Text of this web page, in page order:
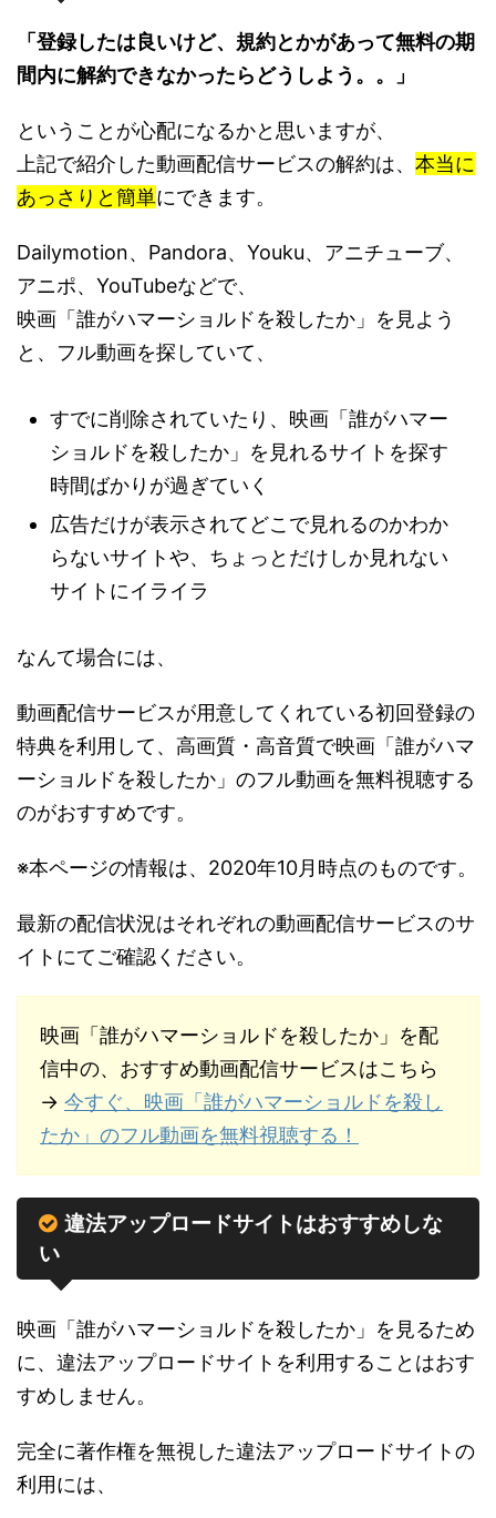
「登録したは良いけど、規約とかがあって無料の期
間内に解約できなかったらどうしよう。。」
ということが心配になるかと思いますが、
上記で紹介した動画配信サービスの解約は、 本当に
あっさりと簡単にできます。
Dailymotion、Pandora、Youku、アニチューブ、
アニポ、YouTubeなどで、
映画「誰がハマーショルドを殺したか」を見よう
と、フル動画を探していて、
すでに削除されていたり、映画「誰がハマー
ショルドを殺したか」を見れるサイトを探す
時間ばかりが過ぎていく
広告だけが表示されてどこで見れるのかわか
らないサイトや、ちょっとだけしか見れない
サイトにイライラ
なんて場合には、
動画配信サービスが用意してくれている初回登録の
特典を利用して、高画質・高音質で映画「誰がハマ
ーショルドを殺したか」のフル動画を無料視聴する
のがおすすめです。
※本ページの情報は、2020年10月時点のものです。
最新の配信状況はそれぞれの動画配信サービスのサ
イトにてご確認ください。
映画「誰がハマーショルドを殺したか」を配
信中の、おすすめ動画配信サービスはこちら
→ 今すぐ、映画「誰がハマーショルドを殺し
たか」のフル動画を無料視聴する！
違法アップロードサイトはおすすめしな
い
映画「誰がハマーショルドを殺したか」を見るため
に、違法アップロードサイトを利用することはおす
すめしません。
完全に著作権を無視した違法アップロードサイトの
利用には、